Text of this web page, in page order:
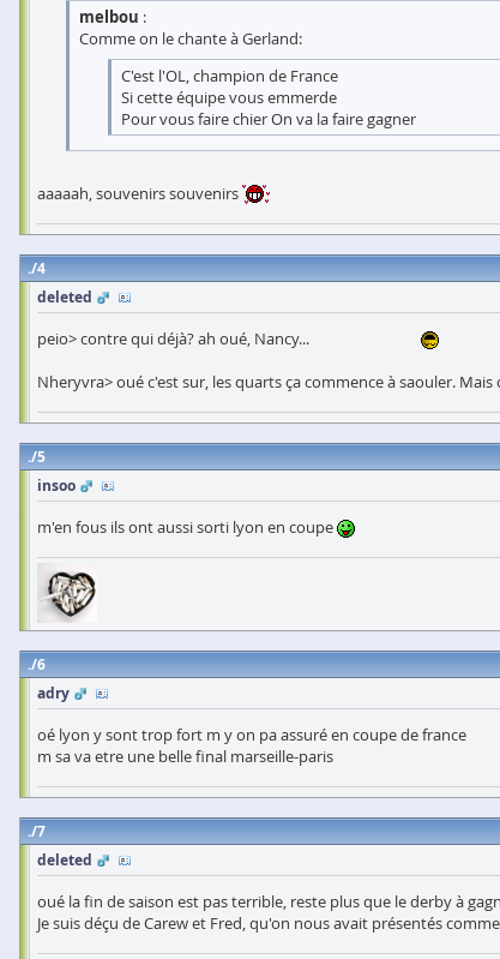
melbou :
Comme on le chante à Gerland:
C'est l'OL, champion de France
Si cette équipe vous emmerde
Pour vous faire chier On va la faire gagner
aaaaah, souvenirs souvenirs
4
deleted
peio> contre qui déjà? ah oué, Nancy...
Nheryvra> oué c'est sur, les quarts ça commence à saouler.
5
insoo
m'en fous ils ont aussi sorti lyon en coupe
6
adry
oé lyon y sont trop fort m y on pa assuré en coupe de france
m sa va etre une belle final marseille-paris
7
deleted
oué la fin de saison est pas terrible, reste plus que le derby à
Je suis déçu de Carew et Fred, qu'on nous avait présentés